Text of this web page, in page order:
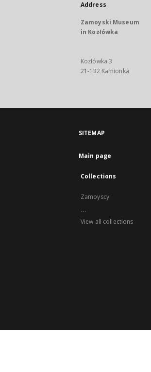
Address
Zamoyski Museum
in Kozłówka
Kozłówka 3
21-132 Kamionka
SITEMAP
Main page
Collections
Zamoyscy
...
View all collections